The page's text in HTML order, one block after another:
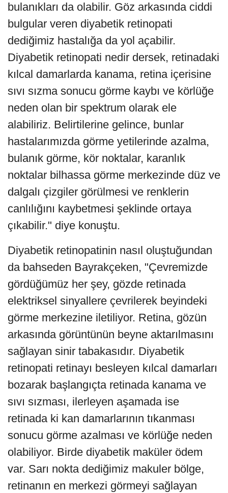
bulanıkları da olabilir. Göz arkasında ciddi
bulgular veren diyabetik retinopati
dediğimiz hastalığa da yol açabilir.
Diyabetik retinopati nedir dersek, retinadaki
kılcal damarlarda kanama, retina içerisine
sıvı sızma sonucu görme kaybı ve körlüğe
neden olan bir spektrum olarak ele
alabiliriz. Belirtilerine gelince, bunlar
hastalarımızda görme yetilerinde azalma,
bulanık görme, kör noktalar, karanlık
noktalar bilhassa görme merkezinde düz ve
dalgalı çizgiler görülmesi ve renklerin
canlılığını kaybetmesi şeklinde ortaya
çıkabilir." diye konuştu.
Diyabetik retinopatinin nasıl oluştuğundan
da bahseden Bayrakçeken, "Çevremizde
gördüğümüz her şey, gözde retinada
elektriksel sinyallere çevrilerek beyindeki
görme merkezine iletiliyor. Retina, gözün
arkasında görüntünün beyne aktarılmasını
sağlayan sinir tabakasıdır. Diyabetik
retinopati retinayı besleyen kılcal damarları
bozarak başlangıçta retinada kanama ve
sıvı sızması, ilerleyen aşamada ise
retinada ki kan damarlarının tıkanması
sonucu görme azalması ve körlüğe neden
olabiliyor. Birde diyabetik maküler ödem
var. Sarı nokta dediğimiz makuler bölge,
retinanın en merkezi görmeyi sağlayan